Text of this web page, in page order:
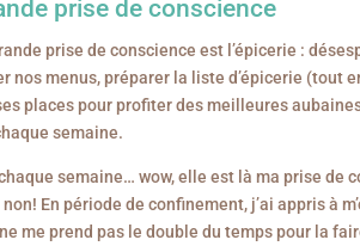
prise de conscience
prise de conscience est l’épicerie :
nos menus, préparer la liste d’épicerie (tout
places pour profiter des meilleures
semaine.
semaine… wow, elle est là ma prise de
En période de confinement, j’ai appris à
me prend pas le double du temps pour la